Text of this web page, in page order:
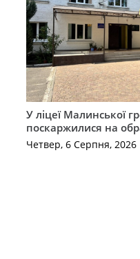
У ліцеї Малинської
поскаржилися на
Четвер, 6 Серпня, 2026